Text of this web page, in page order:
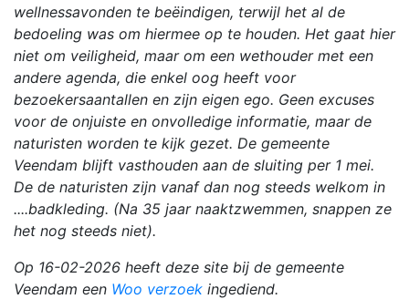
wellnessavonden te beëindigen, terwijl het al de
bedoeling was om hiermee op te houden. Het gaat hier
niet om veiligheid, maar om een wethouder met een
andere agenda, die enkel oog heeft voor
bezoekersaantallen en zijn eigen ego. Geen excuses
voor de onjuiste en onvolledige informatie, maar de
naturisten worden te kijk gezet. De gemeente
Veendam blijft vasthouden aan de sluiting per 1 mei.
De de naturisten zijn vanaf dan nog steeds welkom in
....badkleding. (Na 35 jaar naaktzwemmen, snappen ze
het nog steeds niet).
Op 16-02-2026 heeft deze site bij de gemeente
Veendam een Woo verzoek ingediend.